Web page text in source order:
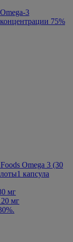
3
75%
Omega 3 (30
1 капсула
мг
мг